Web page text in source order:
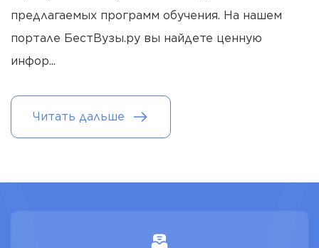
предлагаемых программ обучения. На нашем
портале БестВузы.ру вы найдете ценную
инфор...
Читать дальше